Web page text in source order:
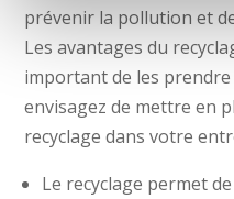
prévenir la pollution et
Les avantages du
important de les
envisagez de mettre en
recyclage dans votre
Le recyclage permet de